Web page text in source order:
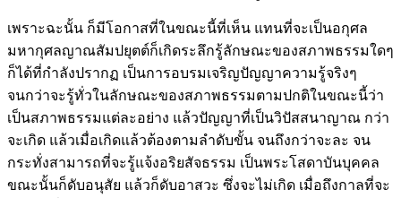
เพราะฉะนั้น ก็มีโอกาสที่ในขณะนี้ที่เห็น แทนที่จะเป็นอกุศล
มหากุศลญาณสัมปยุตต์ก็เกิดระลึกรู้ลักษณะของสภาพธรรมใดๆ
ก็ได้ที่กำลังปรากฏ เป็นการอบรมเจริญปัญญาความรู้จริงๆ
จนกว่าจะรู้ทั่วในลักษณะของสภาพธรรมตามปกติในขณะนี้ว่า
เป็นสภาพธรรมแต่ละอย่าง แล้วปัญญาที่เป็นวิปัสสนาญาณ กว่า
จะเกิด แล้วเมื่อเกิดแล้วต้องตามลำดับขั้น จนถึงกว่าจะละ จน
กระทั่งสามารถที่จะรู้แจ้งอริยสัจธรรม เป็นพระโสดาบันบุคคล
ขณะนั้นก็ดับอนุสัย แล้วก็ดับอาสวะ ซึ่งจะไม่เกิด เมื่อถึงกาลที่จะ